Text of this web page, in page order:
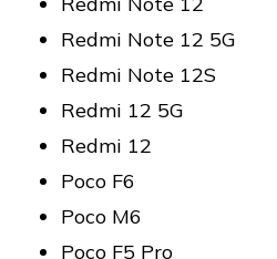
Redmi Note 12 5G
Redmi Note 12S
Redmi 12 5G
Redmi 12
Poco F6
Poco M6
Poco F5 Pro